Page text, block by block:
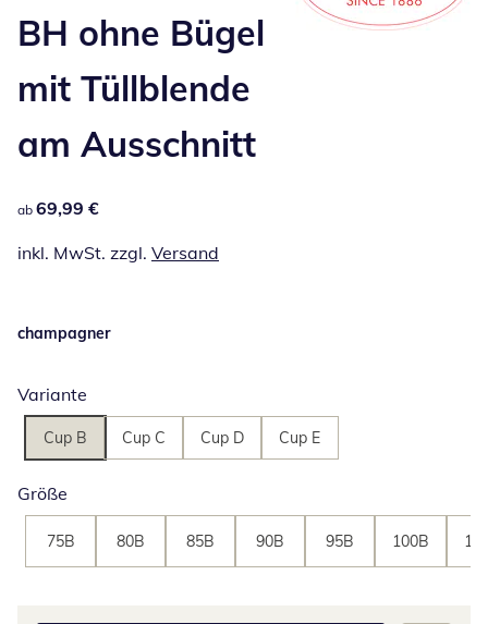
BH ohne Bügel
mit Tüllblende
am Ausschnitt
69,99 €
ab 69,99 €
inkl. MwSt. zzgl. Versand
champagner
Variante
Cup B Cup C Cup D Cup E
Größe
75B 80B 85B 90B 95B 100B